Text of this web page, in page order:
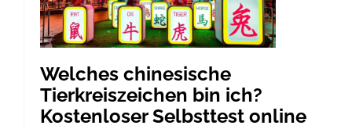
Welches chinesische
Tierkreiszeichen bin ich?
Kostenloser Selbsttest online